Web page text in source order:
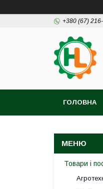
+380 (67)
ГОЛОВНА
Товари і